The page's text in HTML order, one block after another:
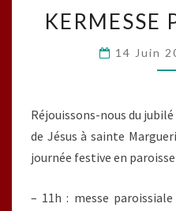
KERMESSE
14 Juin
Réjouissons-nous du
de Jésus à sainte
journée festive en paroisse
– 11h : messe